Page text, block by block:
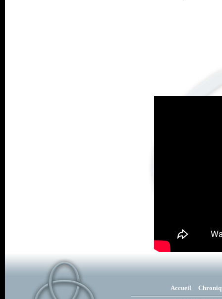
Accueil